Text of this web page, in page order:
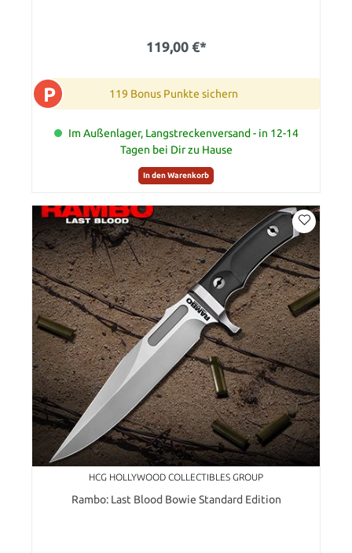
119,00 €*
P 119 Bonus Punkte sichern
Im Außenlager, Langstreckenversand - in 12-14
Tagen bei Dir zu Hause
In den Warenkorb
HCG HOLLYWOOD COLLECTIBLES GROUP
Rambo: Last Blood Bowie Standard Edition